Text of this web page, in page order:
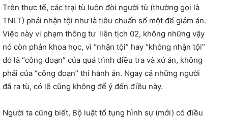
Trên thực tế, các trại tù luôn đòi người tù (thường gọi là
TNLT) phải nhận tội như là tiêu chuẩn số một để giảm án.
Việc này vi phạm thông tư liên tịch 02, không những vậy
nó còn phản khoa học, vì “nhận tội” hay “không nhận tội”
đó là “công đoạn” của quá trình điều tra và xử án, không
phải của “công đoạn” thi hành án. Ngay cả những người
đã ra tù, có lẽ cũng không để ý đến điều này.
Người ta cũng biết, Bộ luật tố tụng hình sự (mới) có điều